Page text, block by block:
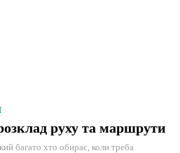
руху та маршрути
багато хто обирає, коли треба